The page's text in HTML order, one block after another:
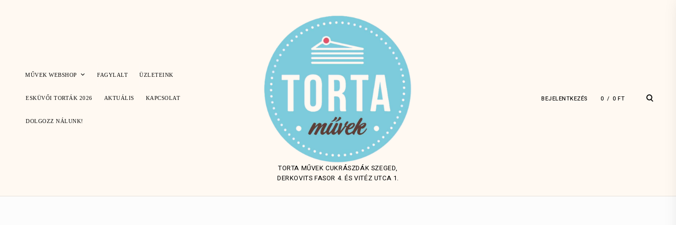
MŰVEK WEBSHOP FAGYLALT ÜZLETEINK
ESKÜVŐI TORTÁK 2026 AKTUÁLIS KAPCSOLAT
DOLGOZZ NÁLUNK!
TORTA MŰVEK CUKRÁSZDÁK SZEGED,
DERKOVITS FASOR 4. ÉS VITÉZ UTCA 1.
BEJELENTKEZÉS 0 0 FT
open